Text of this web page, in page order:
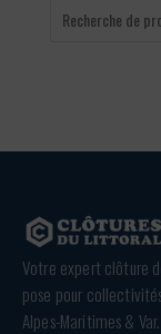
Votre expert clôture
pose pour
Alpes-Maritimes & Var.